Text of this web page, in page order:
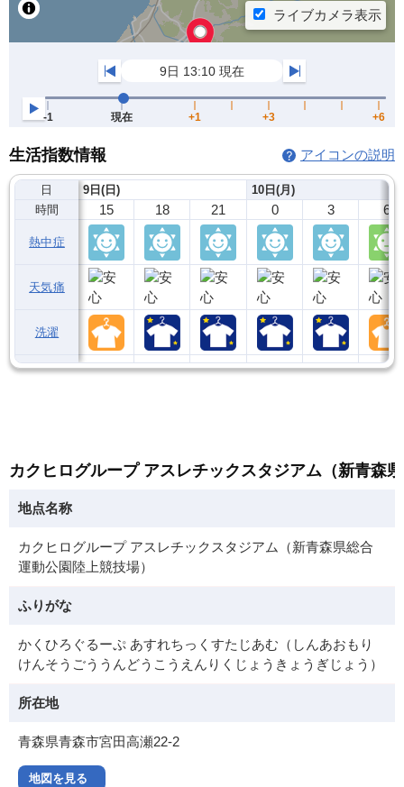
生活指数情報 アイコンの説明
日
時間
熱中症
天気痛
洗濯
9日(日)
15 18 21
10日(月)
0 3 6
カクヒログループ アスレチックスタジアム（新青森
地点名称
カクヒログループ アスレチックスタジアム（新青森県総合
運動公園陸上競技場）
ふりがな
かくひろぐるーぷ あすれちっくすたじあむ（しんあおもり
けんそうごううんどうこうえんりくじょうきょうぎじょう）
所在地
青森県青森市宮田高瀬22-2
地図を見る